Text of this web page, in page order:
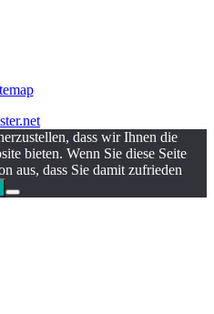
dass wir Ihnen die
bieten. Wenn Sie diese Seite
aus, dass Sie damit zufrieden